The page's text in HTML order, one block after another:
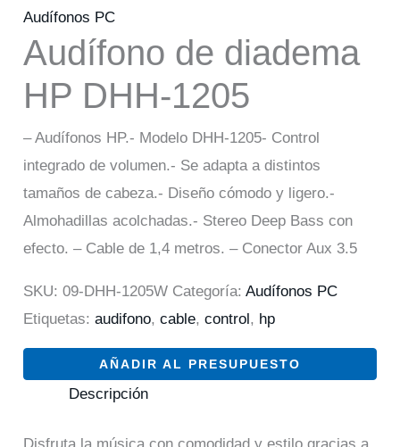
Audífonos PC
Audífono de diadema
HP DHH-1205
– Audífonos HP.- Modelo DHH-1205- Control
integrado de volumen.- Se adapta a distintos
tamaños de cabeza.- Diseño cómodo y ligero.-
Almohadillas acolchadas.- Stereo Deep Bass con
efecto. – Cable de 1,4 metros. – Conector Aux 3.5
SKU:09-DHH-1205W Categoría:Audífonos PC
Etiquetas:audifono,cable,control, hp
AÑADIR AL PRESUPUESTO
Descripción